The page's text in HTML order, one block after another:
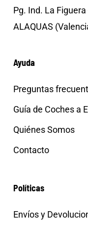
Pg. Ind. La
ALAQUAS
Ayuda
Preguntas
Guía de Coches a
Quiénes Somos
Contacto
Políticas
Envíos y